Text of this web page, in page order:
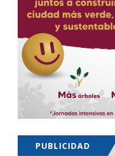
PUBLICIDAD